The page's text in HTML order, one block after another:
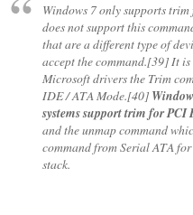
Windows 7 only supports
does not support this
that are a different type of
accept the command.[39] It
Microsoft drivers the Trim
IDE / ATA Mode.[40]
systems support trim for PCI
and the unmap command
command from Serial ATA
stack.